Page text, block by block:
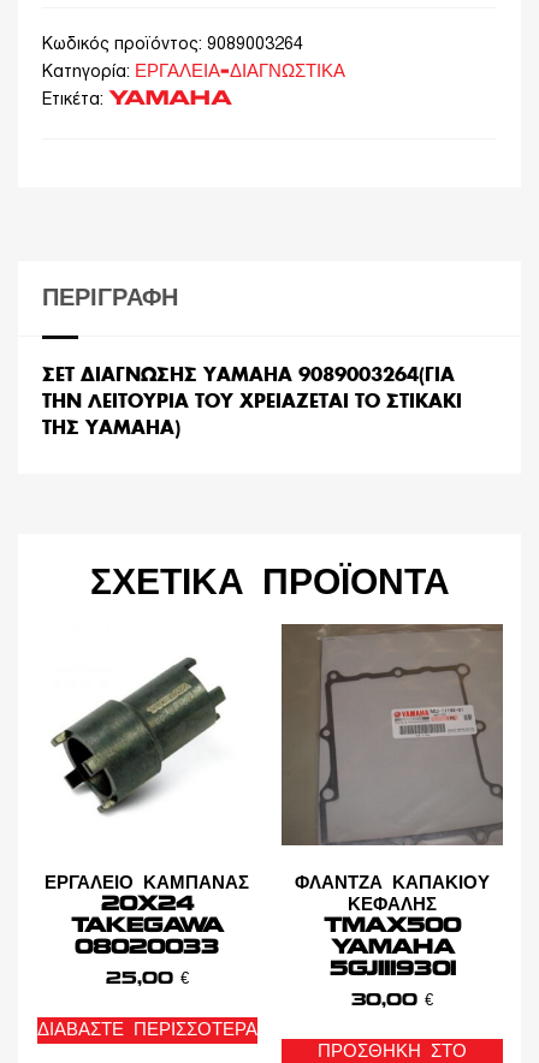
Κωδικός προϊόντος: 9089003264
Κατηγορία: ΕΡΓΑΛΕΙΑ-ΔΙΑΓΝΩΣΤΙΚΑ
Ετικέτα: YAMAHA
ΠΕΡΙΓΡΑΦΉ
ΣΕΤ ΔΙΑΓΝΩΣΗΣ YAMAHA 9089003264(ΓΙΑ
ΤΗΝ ΛΕΙΤΟΥΡΙΑ ΤΟΥ ΧΡΕΙΑΖΕΤΑΙ ΤΟ ΣΤΙΚΑΚΙ
ΤΗΣ YAMAHA)
ΣΧΕΤΙΚΆ ΠΡΟΪΌΝΤΑ
ΕΡΓΑΛΕΙΟ ΚΑΜΠΑΝΑΣ
20X24
TAKEGAWA
08020033
25,00 €
ΔΙΑΒΆΣΤΕ ΠΕΡΙΣΣΌΤΕΡΑ
ΦΛΑΝΤΖΑ ΚΑΠΑΚΙΟΥ
ΚΕΦΑΛΗΣ
TMAX500
YAMAHA
5GJ1119301
30,00 €
ΠΡΟΣΘΉΚΗ ΣΤΟ